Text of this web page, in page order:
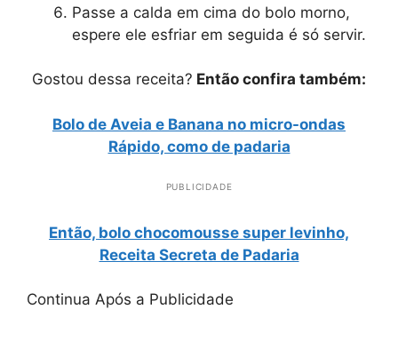
Passe a calda em cima do bolo morno,
espere ele esfriar em seguida é só servir.
Gostou dessa receita? Então confira também:
Bolo de Aveia e Banana no micro-ondas
Rápido, como de padaria
PUBLICIDADE
Então, bolo chocomousse super levinho,
Receita Secreta de Padaria
Continua Após a Publicidade